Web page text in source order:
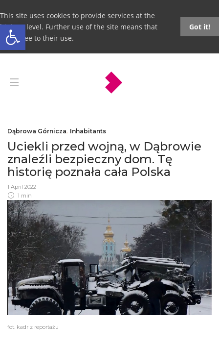
Open toolbar
This site uses cookies to provide services at the
highest level. Further use of the site means that
you agree to their use.
Got it!
Dąbrowa Górnicza, Inhabitants
Uciekli przed wojną, w Dąbrowie
znaleźli bezpieczny dom. Tę
historię poznała cała Polska
1 April 2022
1 min
fot. kadr z reportażu